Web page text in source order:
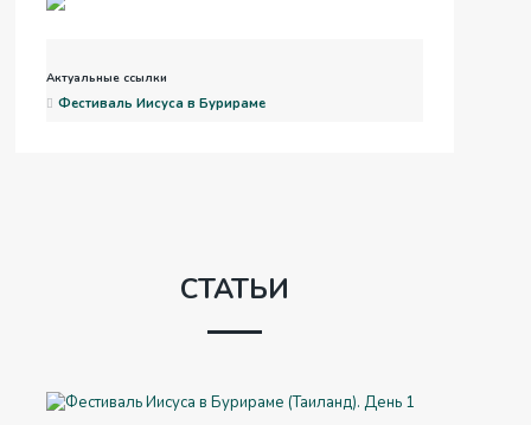
Актуальные ссылки
Фестиваль Иисуса в Бурираме
СТАТЬИ